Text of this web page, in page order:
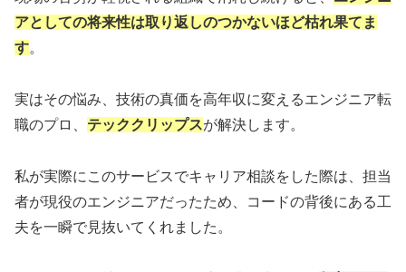
アとしての将来性は取り返しのつかないほど枯れ果てま
す。
実はその悩み、技術の真価を高年収に変えるエンジニア転
職のプロ、 テッククリップスが解決します。
私が実際にこのサービスでキャリア相談をした際は、担当
者が現役のエンジニアだったため、コードの背後にある工
夫を一瞬で見抜いてくれました。